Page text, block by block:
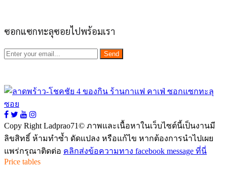
ซอกแซกทะลุซอยไปพร้อมเรา
Send
Copy Right Ladprao71© ภาพและเนื้อหาในเว็บไซต์นี้เป็นงานมี
ลิขสิทธิ์ ห้ามทำซ้ำ ดัดแปลง หรือแก้ไข หากต้องการนำไปเผย
แพร่กรุณาติดต่อ คลิกส่งข้อความทาง facebook message ที่นี่
Price tables